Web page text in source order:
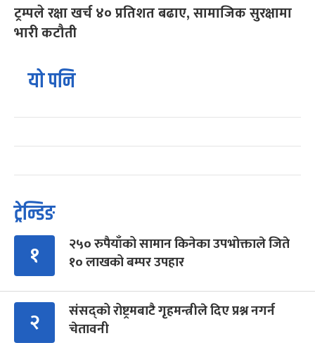
ट्रम्पले रक्षा खर्च ४० प्रतिशत बढाए, सामाजिक सुरक्षामा
भारी कटौती
यो पनि
ट्रेन्डिङ
१
२५० रुपैयाँको सामान किनेका उपभोक्ताले जिते
१० लाखको बम्पर उपहार
२
संसद्को रोष्ट्रमबाटै गृहमन्त्रीले दिए प्रश्न नगर्न
चेतावनी